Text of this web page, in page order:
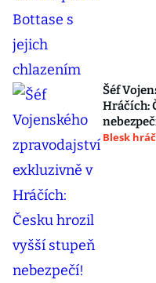
Šéf
Hráčích:
Blesk